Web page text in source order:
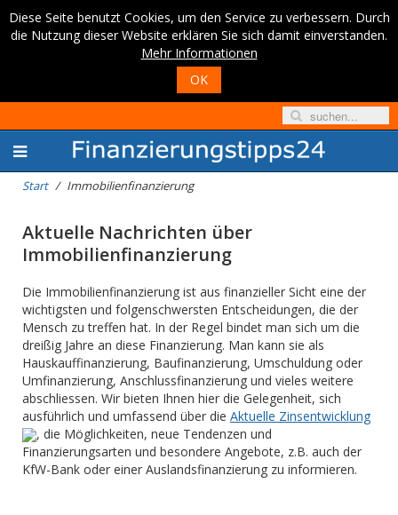
Diese Seite benutzt Cookies, um den Service zu verbessern. Durch
die Nutzung dieser Website erklären Sie sich damit einverstanden.
Mehr Informationen
OK
Start Immobilienfinanzierung
Aktuelle Nachrichten über
Immobilienfinanzierung
Die Immobilienfinanzierung ist aus finanzieller Sicht eine der
wichtigsten und folgenschwersten Entscheidungen, die der
Mensch zu treffen hat. In der Regel bindet man sich um die
dreißig Jahre an diese Finanzierung. Man kann sie als
Hauskauffinanzierung, Baufinanzierung, Umschuldung oder
Umfinanzierung, Anschlussfinanzierung und vieles weitere
abschliessen. Wir bieten Ihnen hier die Gelegenheit, sich
ausführlich und umfassend über die Aktuelle Zinsentwicklung
, die Möglichkeiten, neue Tendenzen und
Finanzierungsarten und besondere Angebote, z.B. auch der
KfW-Bank oder einer Auslandsfinanzierung zu informieren.